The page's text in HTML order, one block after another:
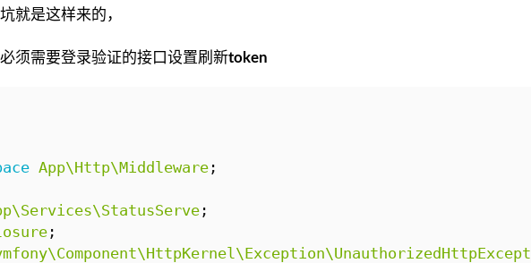
就是这样来的，
须需要登录验证的接口设置刷新token
App\Http\Middleware;
;
;